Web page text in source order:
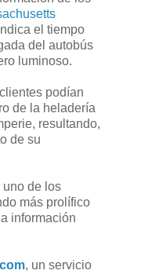
el tiempo
del autobús
luminoso.
podían
de la heladería
resultando,
de su
uno de los
más prolífico
información
, un servicio